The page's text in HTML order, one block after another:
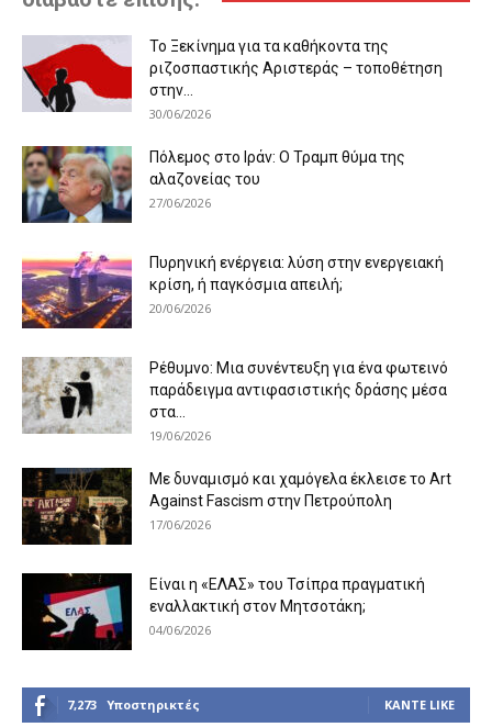
Το Ξεκίνημα για τα καθήκοντα της
ριζοσπαστικής Αριστεράς – τοποθέτηση
στην...
30/06/2026
Πόλεμος στο Ιράν: Ο Τραμπ θύμα της
αλαζονείας του
27/06/2026
Πυρηνική ενέργεια: λύση στην ενεργειακή
κρίση, ή παγκόσμια απειλή;
20/06/2026
Ρέθυμνο: Μια συνέντευξη για ένα φωτεινό
παράδειγμα αντιφασιστικής δράσης μέσα
στα...
19/06/2026
Με δυναμισμό και χαμόγελα έκλεισε το Art
Against Fascism στην Πετρούπολη
17/06/2026
Είναι η «ΕΛΑΣ» του Τσίπρα πραγματική
εναλλακτική στον Μητσοτάκη;
04/06/2026
7,273 Υποστηρικτές ΚΆΝΤΕ LIKE